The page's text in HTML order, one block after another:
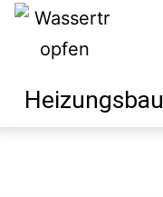
Heizungsbau